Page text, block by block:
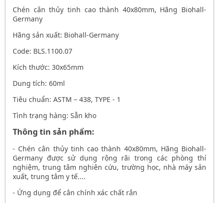
Chén cân thủy tinh cao thành 40x80mm, Hãng Biohall-
Germany
Hãng sản xuất: Biohall-Germany
Code: BLS.1100.07
Kích thước: 30x65mm
Dung tích: 60ml
Tiêu chuẩn: ASTM – 438, TYPE - 1
Tình trạng hàng: Sẵn kho
Thông tin sản phẩm:
- Chén cân thủy tinh cao thành 40x80mm, Hãng Biohall-
Germany được sử dụng rộng rãi trong các phòng thí
nghiệm, trung tâm nghiên cứu, trường học, nhà máy sản
xuất, trung tâm y tế....
- Ứng dụng để cân chính xác chất rắn